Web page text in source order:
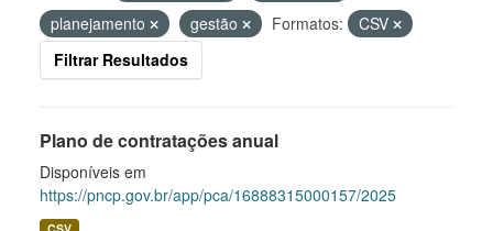
planejamento
gestão Formatos:
CSV
Filtrar Resultados
Plano de contratações anual
Disponíveis em
https://pncp.gov.br/app/pca/16888315000157/2025